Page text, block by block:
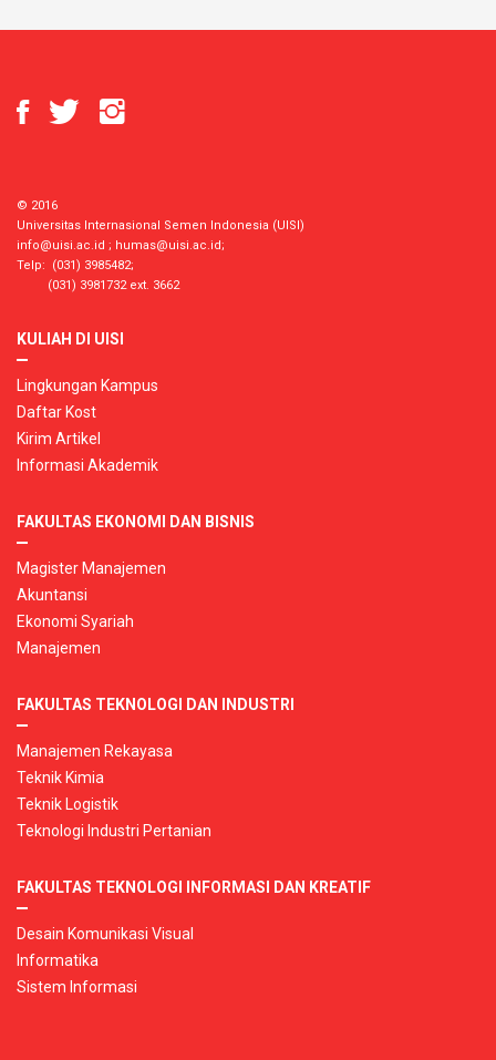
© 2016
Universitas Internasional Semen Indonesia (UISI)
info@uisi.ac.id ; humas@uisi.ac.id;
Telp: (031) 3985482;
(031) 3981732 ext. 3662
KULIAH DI UISI
Lingkungan Kampus
Daftar Kost
Kirim Artikel
Informasi Akademik
FAKULTAS EKONOMI DAN BISNIS
Magister Manajemen
Akuntansi
Ekonomi Syariah
Manajemen
FAKULTAS TEKNOLOGI DAN INDUSTRI
Manajemen Rekayasa
Teknik Kimia
Teknik Logistik
Teknologi Industri Pertanian
FAKULTAS TEKNOLOGI INFORMASI DAN KREATIF
Desain Komunikasi Visual
Informatika
Sistem Informasi